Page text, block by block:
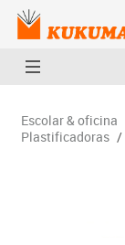
Escolar & oficina
Plastificadoras /